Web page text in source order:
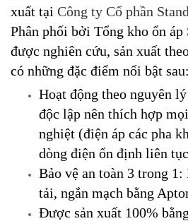
xuất tại Công ty Cổ phần
Phân phối bởi Tổng kho ổn áp
được nghiên cứu, sản xuất
có những đặc điểm nổi bật sau:
Hoạt động theo nguyên
độc lập nên thích hợp
nghiệt (điện áp các pha
dòng điện ổn định liên
Bảo vệ an toàn 3 trong 1:
tải, ngắn mạch bằng
Được sản xuất 100%